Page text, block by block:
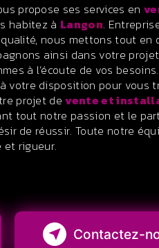
propose ses services en
habitez à Langon.
nous mettons tout en
ainsi dans votre
à l’écoute de vos
votre disposition pour vous
projet devente et
tout notre passion et le
de réussir. Toute notre
rigueur.
Contactez-